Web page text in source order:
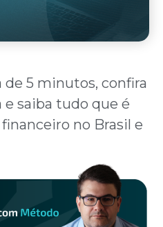
5 minutos, confira
e saiba tudo que é
no Brasil e